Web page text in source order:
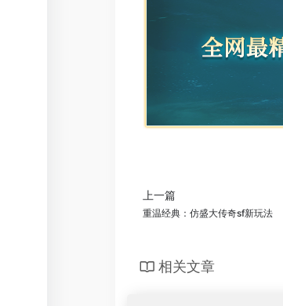
上一篇
重温经典：仿盛大传奇sf新玩法
相关文章